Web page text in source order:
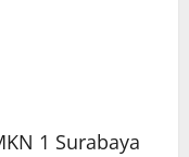
1 Surabaya